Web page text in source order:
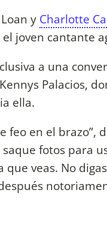
y Charlotte
joven cantante
a una
Palacios,
ella.
feo en el
fotos para
veas. No